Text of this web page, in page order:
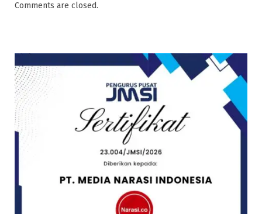
Comments are closed.